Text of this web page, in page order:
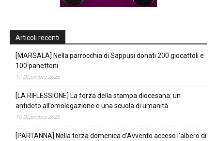
Articoli recenti
[MARSALA] Nella parrocchia di Sappusi donati 200 giocattoli e
100 panettoni
17 Dicembre 2025
[LA RIFLESSIONE] La forza della stampa diocesana: un
antidoto all’omologazione e una scuola di umanità
16 Dicembre 2025
[PARTANNA] Nella terza domenica d’Avvento acceso l’albero di